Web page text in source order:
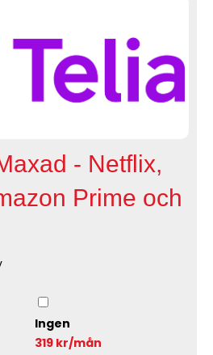
- Netflix,
Prime och
Ingen
319 kr/mån